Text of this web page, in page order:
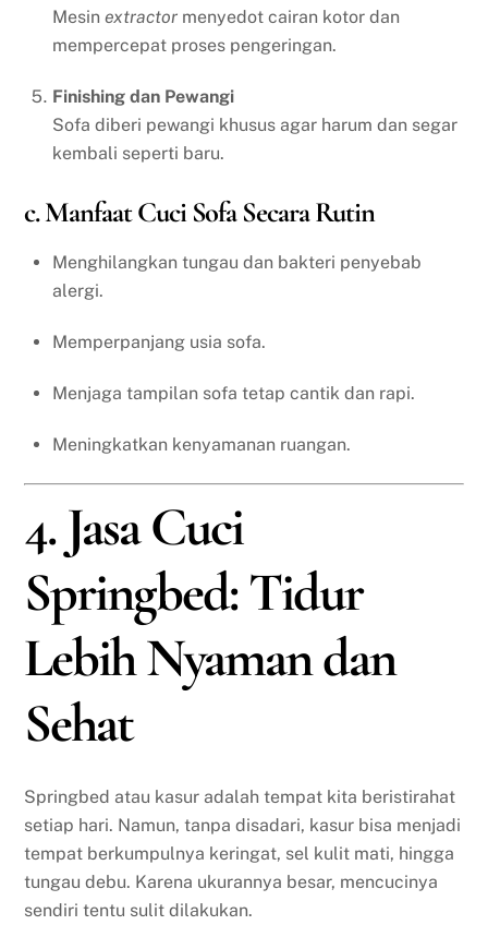
Mesin extractor menyedot cairan kotor dan
mempercepat proses pengeringan.
Finishing dan Pewangi
Sofa diberi pewangi khusus agar harum dan segar
kembali seperti baru.
c. Manfaat Cuci Sofa Secara Rutin
Menghilangkan tungau dan bakteri penyebab
alergi.
Memperpanjang usia sofa.
Menjaga tampilan sofa tetap cantik dan rapi.
Meningkatkan kenyamanan ruangan.
4. Jasa Cuci
Springbed: Tidur
Lebih Nyaman dan
Sehat
Springbed atau kasur adalah tempat kita beristirahat
setiap hari. Namun, tanpa disadari, kasur bisa menjadi
tempat berkumpulnya keringat, sel kulit mati, hingga
tungau debu. Karena ukurannya besar, mencucinya
sendiri tentu sulit dilakukan.